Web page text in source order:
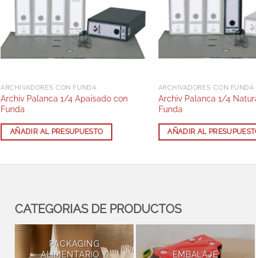
ARCHIVADORES CON FUNDA
Archiv Palanca 1/4 Apaisado con
Funda
AÑADIR AL PRESUPUESTO
ARCHIVADORES CON FUNDA
Archiv Palanca 1/4
Funda
AÑADIR AL
CATEGORIAS DE PRODUCTOS
PACKAGING
ALIMENTARIO Y
EMBALAJE